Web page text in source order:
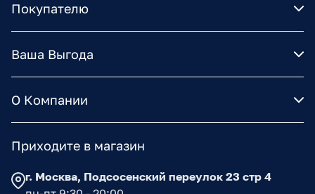
Покупателю
Ваша Выгода
О Компании
Приходите в магазин
г. Москва, Подсосенский переулок 23 стр 4